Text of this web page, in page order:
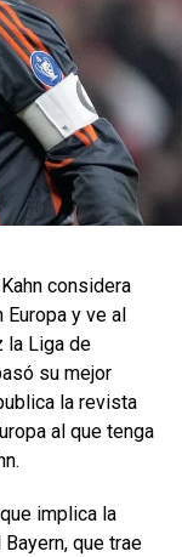
considera
y ve al
la Liga de
su mejor
la revista
al que tenga
implica la
que trae